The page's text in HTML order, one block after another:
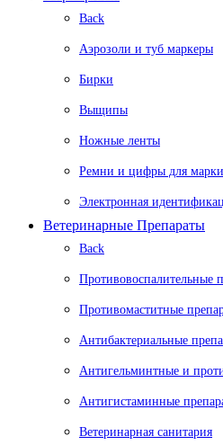
Back
Аэрозоли и туб маркеры
Бирки
Выщипы
Ножные ленты
Ремни и цифры для
Электронная
Ветеринарные Препараты
Back
Противовоспалительные
Противомаститные
Антибактериальные
Антигельминтные и
Антигистаминные
Ветеринарная санитария